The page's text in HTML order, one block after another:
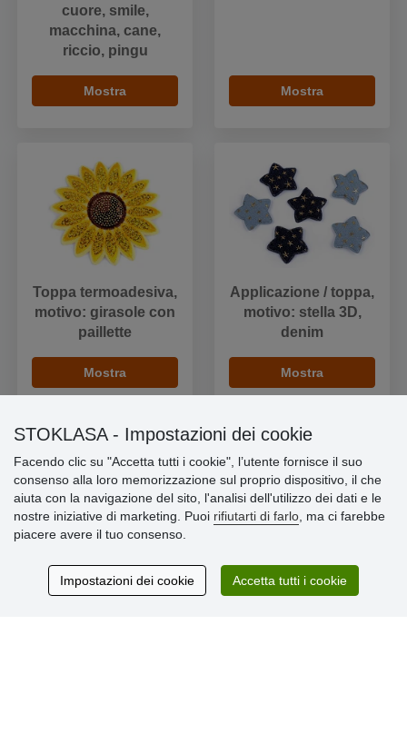
cuore, smile,
macchina, cane,
riccio, pingu
Mostra Mostra
Toppa termoadesiva,
motivo: girasole con
paillette
Mostra
Applicazione / toppa,
motivo: stella 3D,
denim
Mostra
Informazioni importanti
» Impostazioni dei cookie
» Termini & Condizioni
» Consegna e pagamento
» Garanzia e resi
STOKLASA - Impostazioni dei cookie
Facendo clic su "Accetta tutti i cookie", l’utente fornisce il suo
consenso alla loro memorizzazione sul proprio dispositivo, il che
aiuta con la navigazione del sito, l'analisi dell'utilizzo dei dati e le
nostre iniziative di marketing. Puoi rifiutarti di farlo , ma ci farebbe
piacere avere il tuo consenso.
Impostazioni dei cookie Accetta tutti i cookie